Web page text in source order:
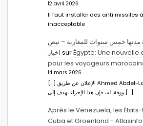
12 avril 2026
Il faut installer des anti missiles
inacceptable
مدتها خمس سنوات للمغاربة – نبض
اخبار surÉgypte: Une nouvelle
pour les voyageurs
14 mars 2026
[…] الإعلان عن طريق Ahmed Abdel-Latifسفير مصر بالرباط.
ووفقا له، فإن هذا الإجراء يهدف إلى […]
Après le Venezuela, les
Cuba et Groenland - Atlasinfo